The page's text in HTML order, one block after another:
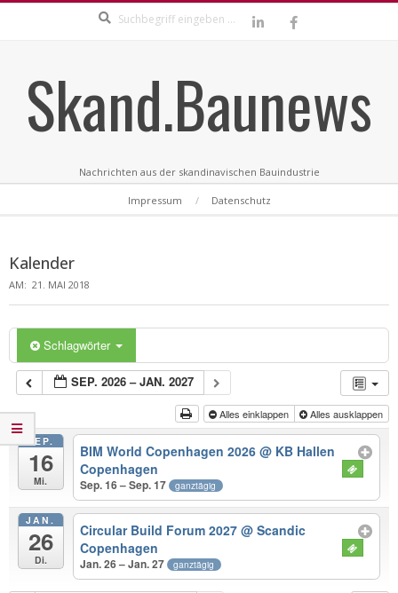
Skand.Baunews
Nachrichten aus der skandinavischen Bauindustrie
Impressum Datenschutz
Kalender
AM: 21. MAI 2018
Schlagwörter
SEP. 2026 – JAN. 2027
Alles einklappen Alles ausklappen
SEP.
16
Mi.
BIM World Copenhagen 2026@ KB Hallen
Copenhagen
Sep. 16 – Sep. 17 ganztägig
JAN.
26
Di.
Circular Build Forum 2027@ Scandic
Copenhagen
Jan. 26 – Jan. 27 ganztägig